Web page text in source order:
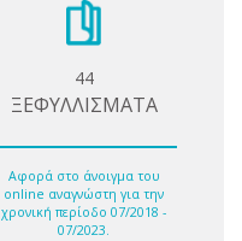
44
ΞΕΦΥΛΛΙΣΜΑΤΑ
Αφορά στο άνοιγμα του
online αναγνώστη για την
χρονική περίοδο 07/2018 -
07/2023.